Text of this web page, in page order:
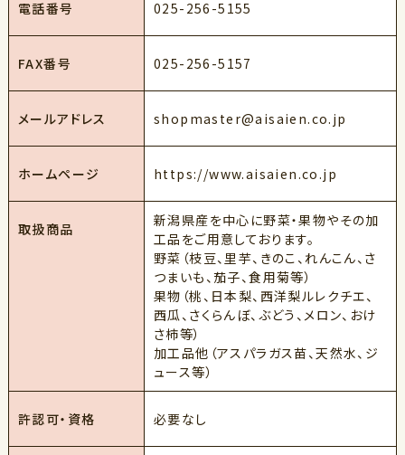
電話番号 025-256-5155
FAX番号 025-256-5157
メールアドレス shopmaster@aisaien.co.jp
ホームページ https://www.aisaien.co.jp
取扱商品
新潟県産を中心に野菜・果物やその加
工品をご用意しております。
野菜（枝豆、里芋、きのこ、れんこん、さ
つまいも、茄子、食用菊等）
果物（桃、日本梨、西洋梨ルレクチエ、
西瓜、さくらんぼ、ぶどう、メロン、おけ
さ柿等）
加工品他（アスパラガス苗、天然水、ジ
ュース等）
許認可・資格 必要なし